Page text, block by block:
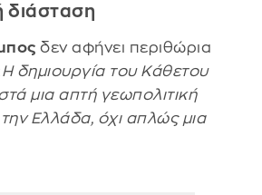
διάσταση
δεν αφήνει περιθώρια
Η δημιουργία του Κάθετου
μια απτή γεωπολιτική
Ελλάδα, όχι απλώς μια